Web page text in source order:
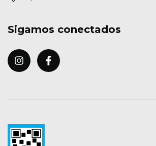
Sigamos conectados